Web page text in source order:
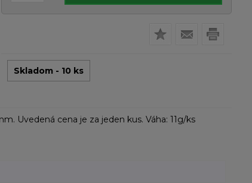
Skladom - 10 ks
Uvedená cena je za jeden kus. Váha: 11g/ks